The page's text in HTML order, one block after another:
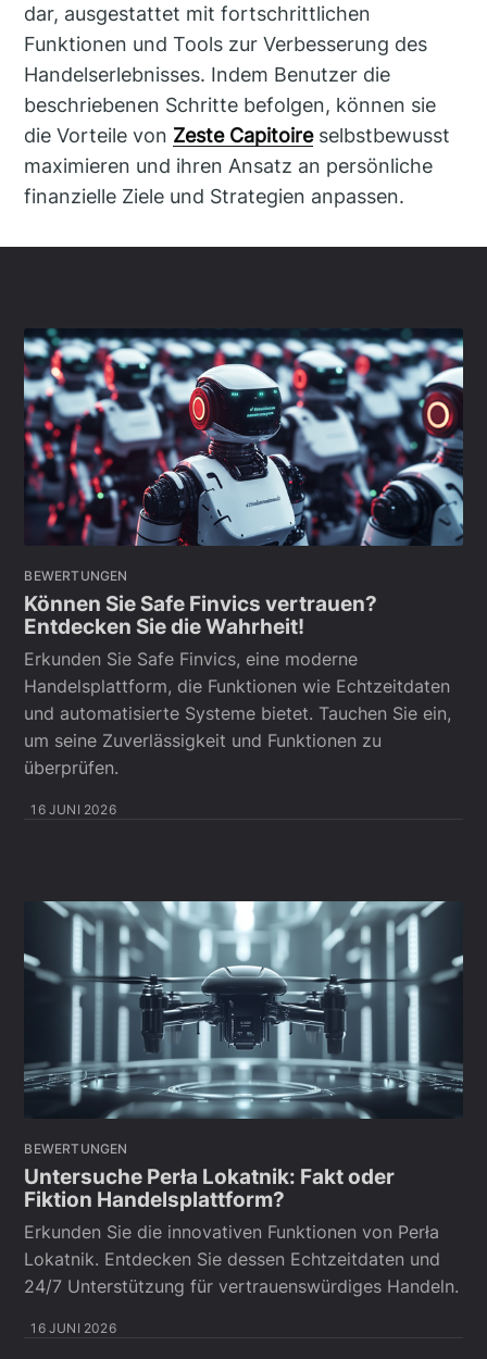
dar, ausgestattet mit fortschrittlichen
Funktionen und Tools zur Verbesserung des
Handelserlebnisses. Indem Benutzer die
beschriebenen Schritte befolgen, können sie
die Vorteile von Zeste Capitoireselbstbewusst
maximieren und ihren Ansatz an persönliche
finanzielle Ziele und Strategien anpassen.
BEWERTUNGEN
Können Sie Safe Finvics vertrauen?
Entdecken Sie die Wahrheit!
Erkunden Sie Safe Finvics, eine moderne
Handelsplattform, die Funktionen wie Echtzeitdaten
und automatisierte Systeme bietet. Tauchen Sie ein,
um seine Zuverlässigkeit und Funktionen zu
überprüfen.
16 JUNI 2026
BEWERTUNGEN
Untersuche Perła Lokatnik: Fakt oder
Fiktion Handelsplattform?
Erkunden Sie die innovativen Funktionen von Perła
Lokatnik. Entdecken Sie dessen Echtzeitdaten und
24/7 Unterstützung für vertrauenswürdiges Handeln.
16 JUNI 2026